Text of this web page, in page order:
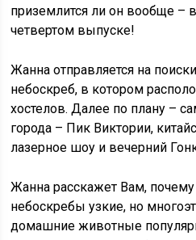
приземлится ли он вообще –
четвертом выпуске!
Жанна отправляется на
небоскреб, в котором
хостелов. Далее по плану –
города – Пик Виктории,
лазерное шоу и вечерний
Жанна расскажет Вам,
небоскребы узкие, но
домашние животные